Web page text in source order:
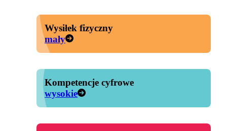
Wysiłek fizyczny
mały
Kompetencje cyfrowe
wysokie